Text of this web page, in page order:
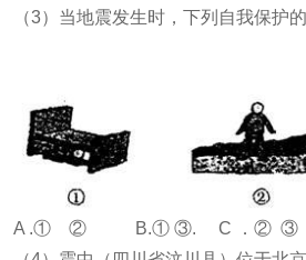
（3）当地震发生时，下列自我保护
A .① ② B.① ③. C ．② ③